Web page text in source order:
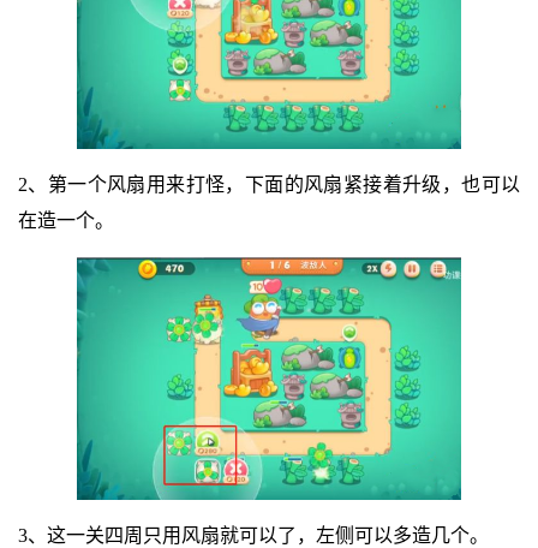
2、第一个风扇用来打怪，下面的风扇紧接着升级，也可以
在造一个。
3、这一关四周只用风扇就可以了，左侧可以多造几个。